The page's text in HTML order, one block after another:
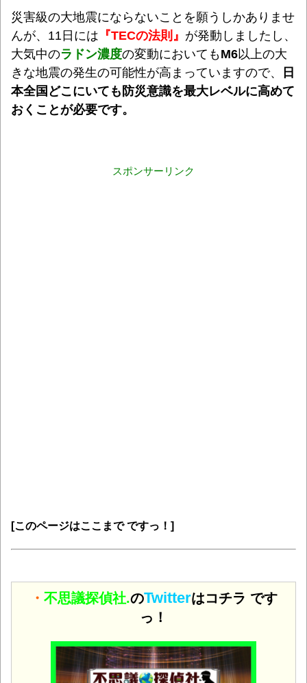
災害級の大地震にならないことを願うしかありませ
んが、11日には 『TECの法則』 が発動しましたし、
大気中のラドン濃度の変動においてもM6以上の大
きな地震の発生の可能性が高まっていますので、
日
本全国どこにいても防災意識を最大レベルに高めて
おくことが必要です。
スポンサーリンク
[このページはここまで ですっ！]
・ 不思議探偵社.のTwitterはコチラ です
っ！